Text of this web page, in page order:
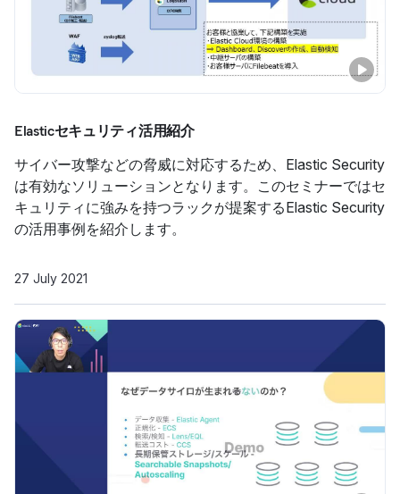
Elasticセキュリティ活用紹介
サイバー攻撃などの脅威に対応するため、Elastic Security
は有効なソリューションとなります。このセミナーではセ
キュリティに強みを持つラックが提案するElastic Security
の活用事例を紹介します。
27 July 2021